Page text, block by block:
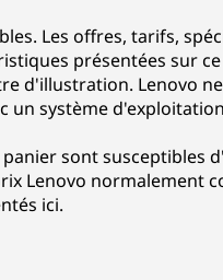
Les offres, tarifs,
présentées sur
d'illustration. Lenovo
un système
sont
Lenovo normalement
ici.